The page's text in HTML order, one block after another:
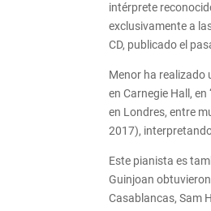
intérprete
exclusivamente a
CD, publicado el
Menor ha realizado
en Carnegie Hall, en
en Londres, entre
2017),
Este pianista es
Guinjoan
Casablancas, Sam